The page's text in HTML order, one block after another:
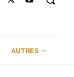
AUTRES